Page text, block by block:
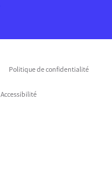
Politique de confidentialité
Accessibilité